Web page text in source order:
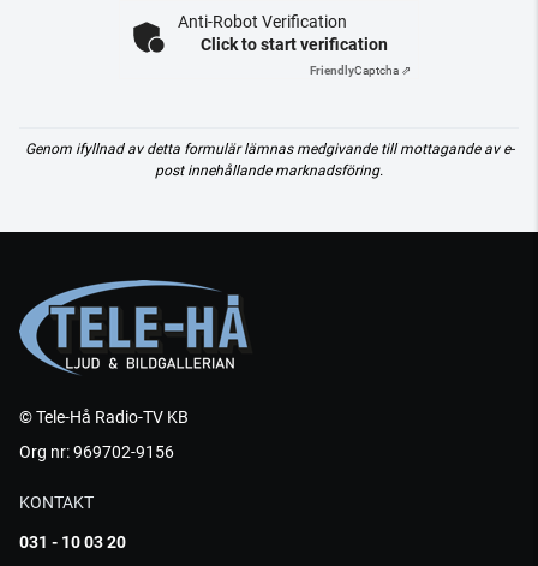
Anti-Robot Verification
Click to start verification
FriendlyCaptcha ⇗
Genom ifyllnad av detta formulär lämnas medgivande till mottagande av e-
post innehållande marknadsföring.
© Tele-Hå Radio-TV KB
Org nr: 969702-9156
KONTAKT
031 - 10 03 20